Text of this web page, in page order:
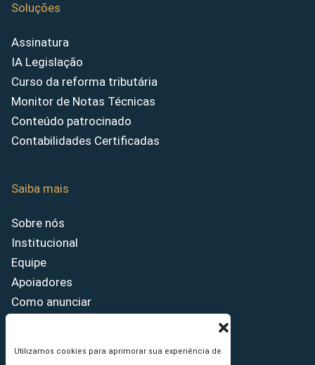
Utilizamos cookies para aprimorar sua experiência de
Soluções
Assinatura
IA Legislação
Curso da reforma tributária
Monitor de Notas Técnicas
Conteúdo patrocinado
Contabilidades Certificadas
Saiba mais
Sobre nós
Institucional
Equipe
Apoiadores
Como anunciar